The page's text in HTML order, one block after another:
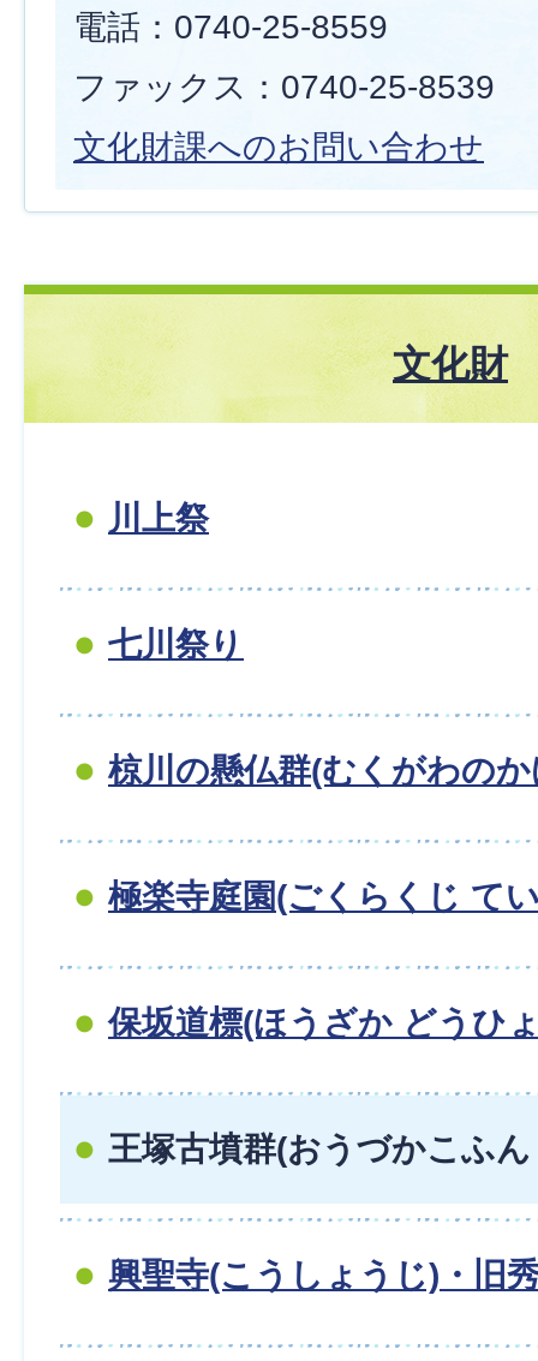
電話：0740-25-8559
ファックス：0740-25-8539
文化財課へのお問い合わせ
文化財
川上祭
七川祭り
椋川の懸仏群(むくがわの
極楽寺庭園(ごくらくじ て
保坂道標(ほうざか どうひ
王塚古墳群(おうづかこふ
興聖寺(こうしょうじ)・旧